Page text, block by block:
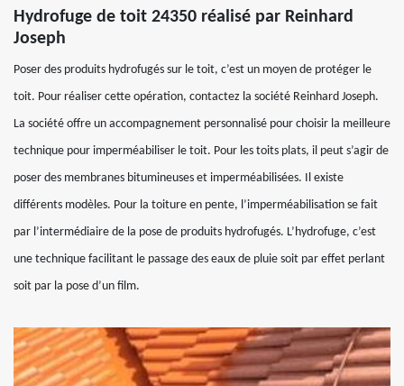
Hydrofuge de toit 24350 réalisé par Reinhard
Joseph
Poser des produits hydrofugés sur le toit, c’est un moyen de protéger le
toit. Pour réaliser cette opération, contactez la société Reinhard Joseph.
La société offre un accompagnement personnalisé pour choisir la meilleure
technique pour imperméabiliser le toit. Pour les toits plats, il peut s’agir de
poser des membranes bitumineuses et imperméabilisées. Il existe
différents modèles. Pour la toiture en pente, l’imperméabilisation se fait
par l’intermédiaire de la pose de produits hydrofugés. L’hydrofuge, c’est
une technique facilitant le passage des eaux de pluie soit par effet perlant
soit par la pose d’un film.